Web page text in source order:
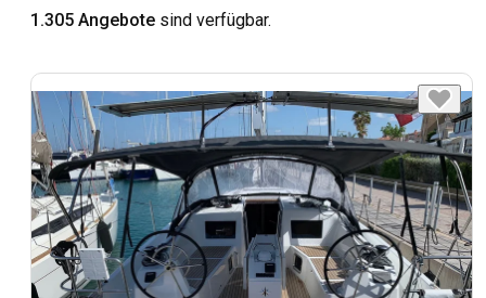
1.305 Angebote sind verfügbar.